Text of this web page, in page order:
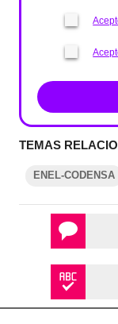
TEMAS
ENEL-CODENSA